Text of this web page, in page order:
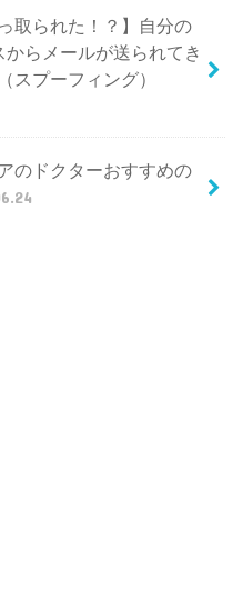
取られた！？】自分の
らメールが送られてき
スプーフィング）
のドクターおすすめの